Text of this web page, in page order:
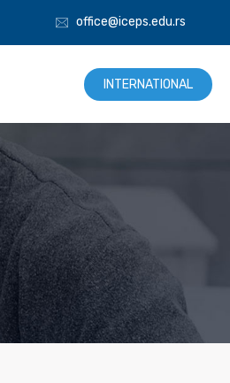
office@iceps.edu.rs
INTERNATIONAL